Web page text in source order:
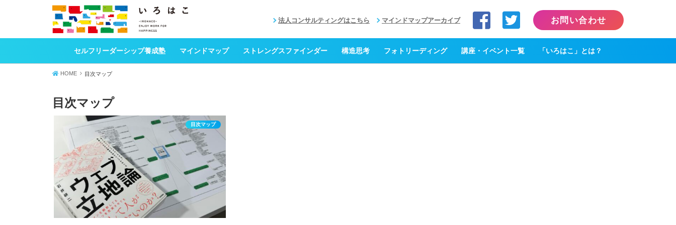
お問い合わせ
法人コンサルティングはこちら マインドマップアーカイブ
セルフリーダーシップ養成塾 マインドマップ ストレングスファインダー 構造思考 フォトリーディング 講座・イベント一覧 「いろはこ」とは？
HOME 目次マップ
目次マップ
目次マップ